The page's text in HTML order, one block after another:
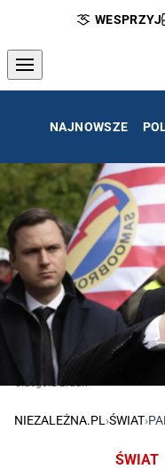
WESPRZYJ
NAJNOWSZE
Grzegorz Braun
NIEZALEŻNA.PL ›ŚWIAT›
ŚWIAT